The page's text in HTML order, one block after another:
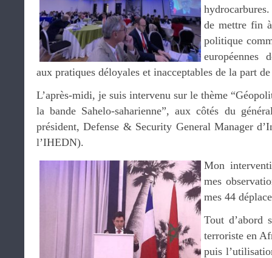
de mettre fin
politique
européennes
aux pratiques déloyales et inacceptables de la part
L’après-midi, je suis intervenu sur le thème
la bande Sahelo-saharienne”, aux côtés du
président, Defense & Security General Manager
l’IHEDN).
Mon
mes
mes 44
Tout d’abord
terroriste en
puis